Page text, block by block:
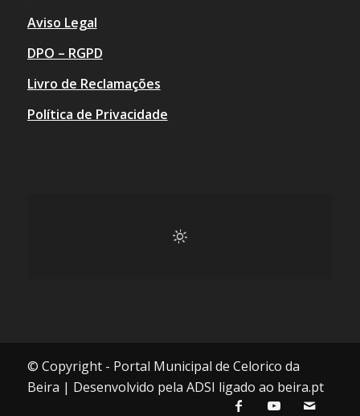
Aviso Legal
DPO – RGPD
Livro de Reclamações
Política de Privacidade
© Copyright - Portal Municipal de Celorico da
Beira | Desenvolvido pela ADSI ligado ao beira.pt